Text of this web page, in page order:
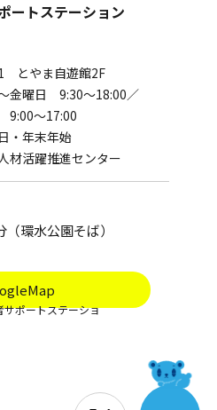
ポートステーショ
ートステーション
とやま自遊館2F
金曜日 9:30～18:00／
～17:00
・年末年始
材活躍推進センター
環水公園そば）